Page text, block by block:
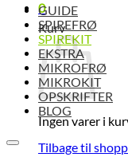
0
Kurv
Ingen varer i
Tilbage til
GUIDE
SPIREFRØ
SPIREKIT
EKSTRA
MIKROFRØ
MIKROKIT
OPSKRIFTER
BLOG